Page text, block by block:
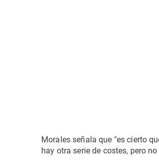
Morales señala que "es cierto
hay otra serie de costes, pero